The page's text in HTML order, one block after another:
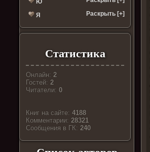
Я Раскрыть [+]
Статистика
Онлайн:2
Гостей:2
Читатели:0
Книг на сайте:4188
Комментарии:28321
Cообщения в ГК:240